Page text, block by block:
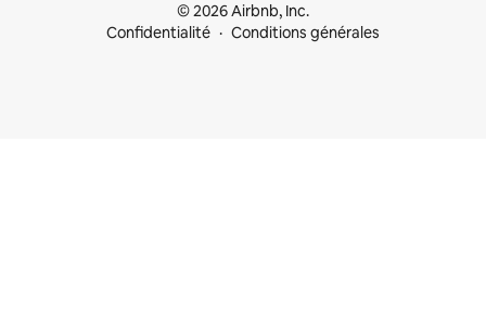
© 2026 Airbnb, Inc.
Confidentialité
Conditions générales